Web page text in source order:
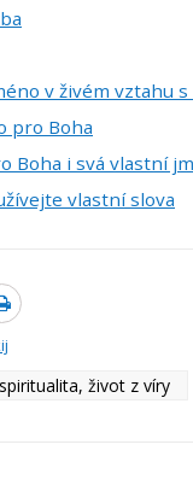
v živém vztahu s
pro Boha
Boha i svá vlastní
vlastní slova
spiritualita, život z víry